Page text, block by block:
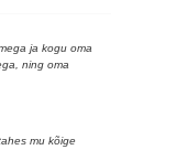
ja kogu oma
ning oma
mu kõige